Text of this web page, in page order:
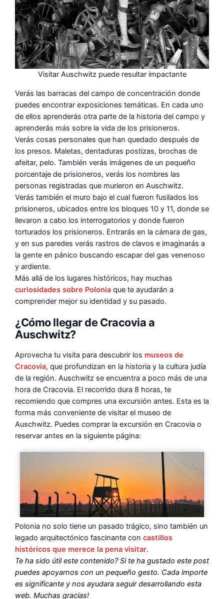
Visitar Auschwitz puede resultar impactante
Verás las barracas del campo de concentración donde
puedes encontrar exposiciones temáticas. En cada uno
de ellos aprenderás otra parte de la historia del campo y
aprenderás más sobre la vida de los prisioneros.
Verás cosas personales que han quedado después de
los presos. Maletas, dentaduras postizas, brochas de
afeitar, pelo. También verás imágenes de un pequeño
porcentaje de prisioneros, verás los nombres las
personas registradas que murieron en Auschwitz.
Verás también el muro bajo el cual fueron fusilados los
prisioneros, ubicados entre los bloques 10 y 11, donde se
llevaron a cabo los interrogatorios y donde fueron
torturados los prisioneros. Entrarás en la cámara de gas,
y en sus paredes verás rastros de clavos e imaginarás a
la gente en pánico buscando escapar del gas venenoso
y ardiente.
Más allá de los lugares históricos, hay muchas
curiosidades sobre Polonia que te ayudarán a
comprender mejor su identidad y su pasado.
¿Cómo llegar de Cracovia a
Auschwitz?
Aprovecha tu visita para descubrir los museos de
Cracovia, que profundizan en la historia y la cultura judía
de la región. Auschwitz se encuentra a poco más de una
hora de Cracovia. El recorrido dura 8 horas, te
recomiendo que compres una excursión antes. Esta es la
forma más conveniente de visitar el museo de
Auschwitz. Puedes comprar la excursión en Cracovia o
reservar antes en la siguiente página:
Polonia no solo tiene un pasado trágico, sino también un
legado arquitectónico fascinante con castillos
históricos que merece la pena visitar.
Te ha sido útil este contenido? Si te ha gustado este post
puedes apoyarnos con un pequeño gesto. Cada importe
es significante y nos ayudara seguir desarrollando esta
web. Muchas gracias!